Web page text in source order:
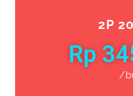
2P
Rp
/